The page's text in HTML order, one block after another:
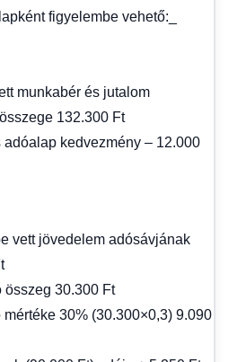
figyelembe vehető:_
munkabér és jutalom
132.300 Ft
kedvezmény – 12.000
vett jövedelem adósávjának
összeg 30.300 Ft
30% (30.300×0,3) 9.090